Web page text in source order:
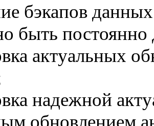
бэкапов
быть
актуальных
надежной
обновлением